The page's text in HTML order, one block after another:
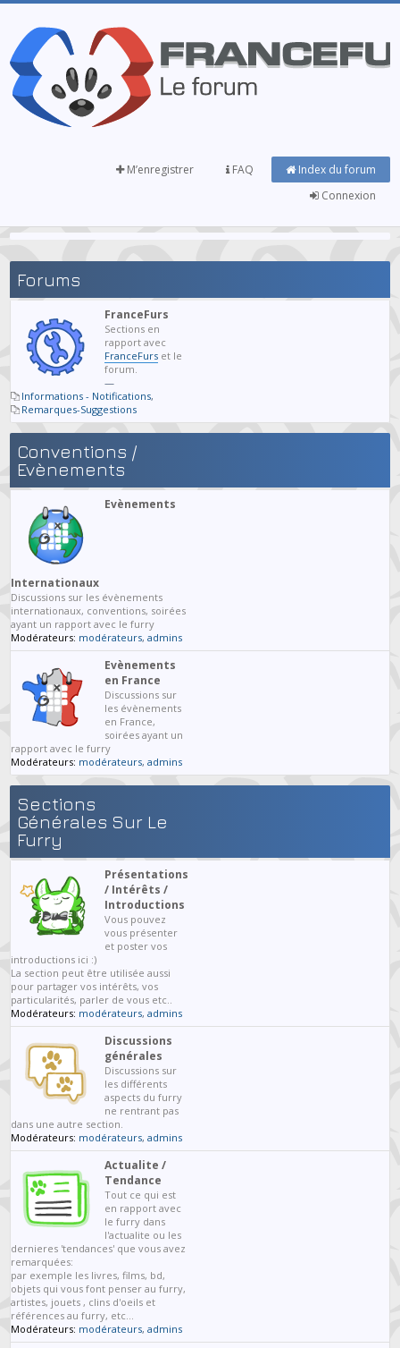
Index du forum
FAQ
M’enregistrer
Connexion
Forums
FranceFurs
Sections en
rapport avec
FranceFurs et le
forum.
—
Informations - Notifications,
Remarques-Suggestions
Conventions /
Evènements
Evènements
Internationaux
Discussions sur les évènements
internationaux, conventions, soirées
ayant un rapport avec le furry
Modérateurs: modérateurs,admins
Evènements
en France
Discussions sur
les évènements
en France,
soirées ayant un
rapport avec le furry
Modérateurs: modérateurs,admins
Sections
Générales Sur Le
Furry
Présentations
/ Intérêts /
Introductions
Vous pouvez
vous présenter
et poster vos
introductions ici :)
La section peut être utilisée aussi
pour partager vos intérêts, vos
particularités, parler de vous etc..
Modérateurs: modérateurs,admins
Discussions
générales
Discussions sur
les différents
aspects du furry
ne rentrant pas
dans une autre section.
Modérateurs: modérateurs,admins
Actualite /
Tendance
Tout ce qui est
en rapport avec
le furry dans
l'actualite ou les
dernieres 'tendances' que vous avez
remarquées:
par exemple les livres, films, bd,
objets qui vous font penser au furry,
artistes, jouets , clins d'oeils et
références au furry, etc...
Modérateurs: modérateurs,admins